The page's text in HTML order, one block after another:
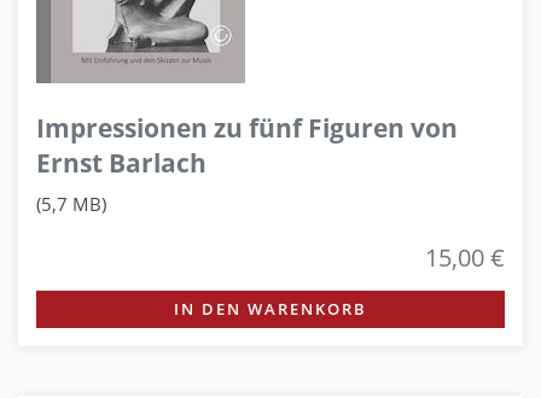
Impressionen zu fünf Figuren von
Ernst Barlach
(5,7 MB)
15,00 €
IN DEN WARENKORB